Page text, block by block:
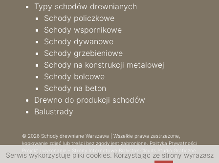
Typy schodów drewnianych
Schody policzkowe
Schody wspornikowe
Schody dywanowe
Schody grzebieniowe
Schody na konstrukcji metalowej
Schody bolcowe
Schody na beton
Drewno do produkcji schodów
Balustrady
© 2026 Schody drewniane Warszawa | Wszelkie prawa zastrzeżone,
kopiowanie zdjęć lub treści bez zgody jest zabronione. Polityka Prywatności
Projekt i wykonanie -
Strony Internetowe Białystok Clouds Studio Graficzne
Serwis wykorzystuje pliki cookies. Korzystając ze strony wyrażasz